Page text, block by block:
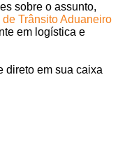
sobre o assunto,
Trânsito Aduaneiro
em logística e
direto em sua caixa